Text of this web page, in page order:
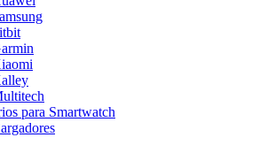
para Smartwatch